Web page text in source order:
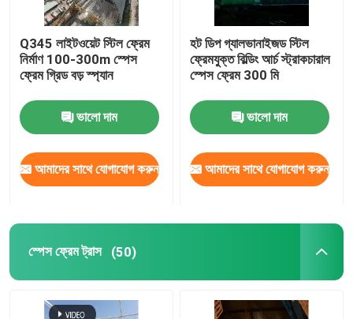
স্টেডিয়াম ইস্পাত কাঠামো
গুদাম ছাদ গঠন
ধাতু ছাদ রক্ষণাবেক্ষণ
Q345 লাইটওয়েট স্টিল ফ্রেম
নির্মাণ 100-300m স্পেস
ফ্রেম গ্রিড বড় স্প্যান
ভালো দাম
আমাদের সাথে যোগাযোগ করুন
হট ডিপ গ্যালভানাইজড স্টিল
ফ্রেমযুক্ত বিল্ডিং আর্চ স্ট্রাকচারাল
স্পেস ফ্রেম 300 মি
ভালো দাম
আমাদের সাথে যোগাযোগ করুন
স্পেস ফ্রেম ট্রাস (50)